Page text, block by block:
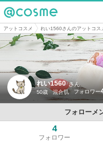
@cosme
アットコスメ れい1560さんのアットコス
れい1560 さん
50歳 混合肌
フォローメ
4
フォロワー